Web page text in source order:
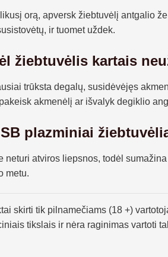
orą, apversk žiebtuvėlį antgalio
ir tuomet uždek.
žiebtuvėlis kartais
trūksta degalų, susidėvėjęs
akmenėlį ar išvalyk degiklio
plazminiai
neturi atviros liepsnos, todėl
metu.
skirti tik pilnamečiams (18 +)
tikslais ir nėra raginimas vartoti